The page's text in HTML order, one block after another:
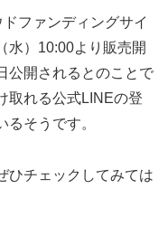
ファンディングサイ
水）10:00より販売開
公開されるとのことで
取れる公式LINEの登
そうです。
ひチェックしてみては